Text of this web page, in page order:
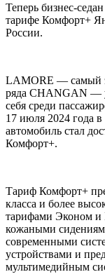
Теперь бизнес-
тарифе Комфорт+
России.
LAMORE — самый
ряда CHANGAN —
себя среди
17 июля 2024 года
автомобиль стал
Комфорт+.
Тариф Комфорт+
класса и более
тарифами Эконом и
кожаными
современными
устройствами и
мультимедийным